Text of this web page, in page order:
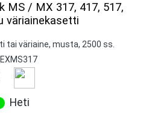
MS / MX 317, 417, 517,
väriainekasetti
väriaine, musta, 2500 ss.
Heti